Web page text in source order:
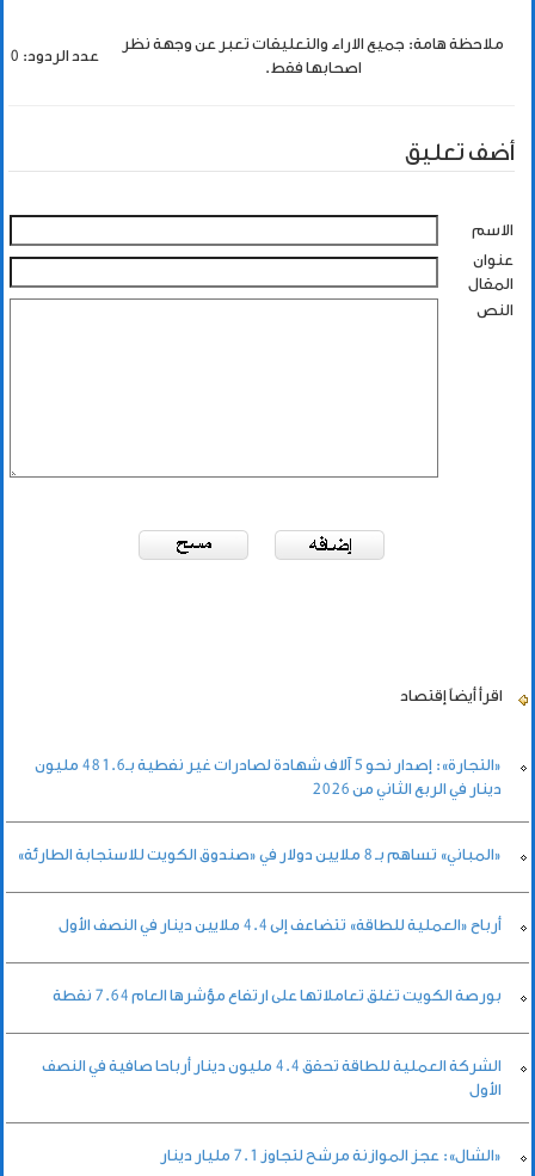
ملاحظة هامة: جميع الاراء والتعليقات تعبر عن وجهة نظر
اصحابها فقط.
عدد الردود: 0
أضف تعليق
الاسم
عنوان
المقال
النص
اقرأ أيضاً إقتصاد
«التجارة»: إصدار نحو 5 آلاف شهادة لصادرات غير نفطية بـ481.6 مليون
دينار في الربع الثاني من 2026
«المباني» تساهم بـ 8 ملايين دولار في «صندوق الكويت للاستجابة الطارئة»
أرباح «العملية للطاقة» تتضاعف إلى 4.4 ملايين دينار في النصف الأول
بورصة الكويت تغلق تعاملاتها على ارتفاع مؤشرها العام 7.64 نقطة
الشركة العملية للطاقة تحقق 4.4 مليون دينار أرباحا صافية في النصف
الأول
«الشال»: عجز الموازنة مرشح لتجاوز 7.1 مليار دينار